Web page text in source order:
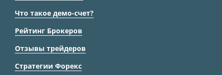
Что такое демо-счет?
Рейтинг Брокеров
Отзывы трейдеров
Стратегии Форекс